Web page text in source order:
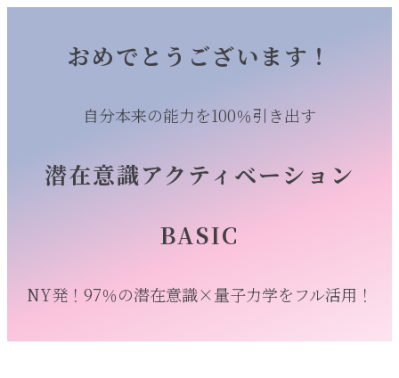
おめでとうございます！
自分本来の能力を100％引き出す
潜在意識アクティベーション
BASIC
NY発！97％の潜在意識×量子力学をフル活用！